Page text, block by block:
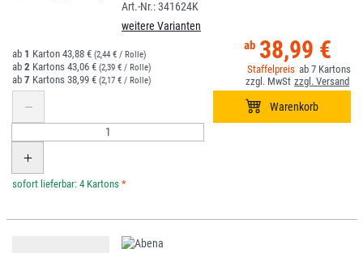
341624K
weitere Varianten
38,99 €
7
1 43,88 € (2,44 € / Rolle)
2 43,06 € (2,39 € / Rolle)
7 38,99 € (2,17 € / Rolle)
*